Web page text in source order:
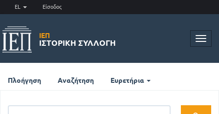
EL Είσοδος
ΙΕΠ
ΙΣΤΟΡΙΚΉ ΣΥΛΛΟΓΉ
Πλοήγηση Αναζήτηση Ευρετήρια